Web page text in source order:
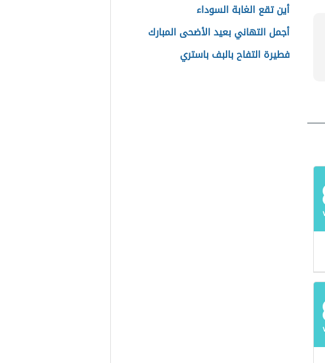
أين تقع الغابة السوداء
أجمل التهاني بعيد الأضحى المبارك
فطيرة التفاح بالبف باستري